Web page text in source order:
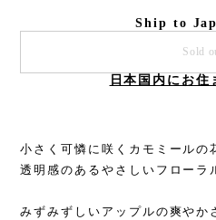
Ship to
Sold
日本国内にお住
小さく可憐に咲くカモミールの
透明感のあるやさしいフローラ
みずみずしいアップルの爽やか